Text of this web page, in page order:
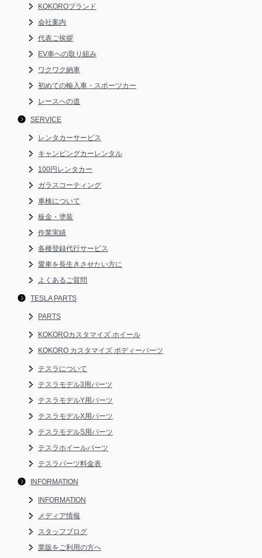
KOKOROブランド
会社案内
代表ご挨拶
EV車への取り組み
ワクワク納車
初めての輸入車・スポーツカー
レースへの道
SERVICE
レンタカーサービス
キャンピングカーレンタル
100円レンタカー
ガラスコーティング
車検について
板金・塗装
作業実績
各種登録代行サービス
愛車を長生きさせたい方に
よくあるご質問
TESLA PARTS
PARTS
KOKOROカスタマイズ ホイール
KOKORO カスタマイズ ボディーパーツ
テスラについて
テスラモデル3用パーツ
テスラモデルY用パーツ
テスラモデルX用パーツ
テスラモデルS用パーツ
テスラホイールパーツ
テスラパーツ料金表
INFORMATION
INFORMATION
メディア情報
スタッフブログ
業販をご利用の方へ